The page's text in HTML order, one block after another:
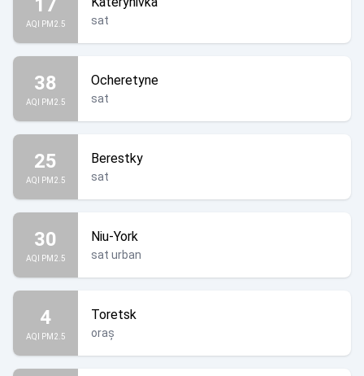
AQI PM2.5 sat
38
AQI PM2.5
Ocheretyne
sat
25
AQI PM2.5
Berestky
sat
30
AQI PM2.5
Niu-York
sat urban
4
AQI PM2.5
Toretsk
oraș